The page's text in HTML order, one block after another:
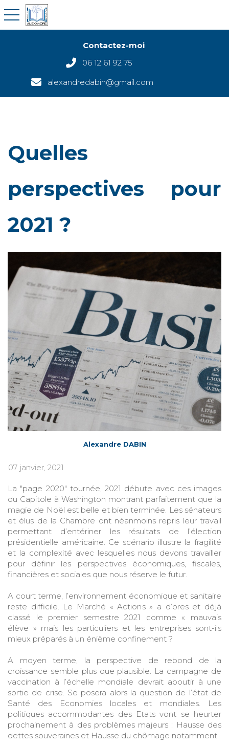
toggle navigation
Contactez-moi
06 12 61 92 75
alexandredabin@gmail.com
Quelles
perspectives pour
2021 ?
Alexandre DABIN
07 janvier, 2021
La "page 2020" tournée, 2021 débute avec ces images
du Capitole à Washington montrant parfaitement que la
magie de Noël est belle et bien terminée. Les sénateurs
et élus de la Chambre ont néanmoins repris leur travail
permettant d’entériner les résultats de l’élection
présidentielle américaine. Ce scénario illustre la fragilité
et la complexité avec lesquelles nous devons travailler
pour définir les perspectives économiques, fiscales,
financières et sociales que nous réserve le futur.
A court terme, l’environnement économique et sanitaire
reste difficile. Le Marché « Actions » a d’ores et déjà
classé le premier semestre 2021 comme « mauvais
élève » mais les particuliers et les entreprises sont-ils
mieux préparés à un énième confinement ?
A moyen terme, la perspective de rebond de la
croissance semble plus que plausible. La campagne de
vaccination à l’échelle mondiale devrait aboutir à une
sortie de crise. Se posera alors la question de l’état de
Santé des Economies locales et mondiales. Les
politiques accommodantes des Etats vont se heurter
prochainement à des problèmes majeurs : Hausse des
dettes souveraines et Hausse du chômage notamment.